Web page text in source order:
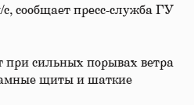
сообщает пресс-служба ГУ
при сильных порывах ветра
щиты и шаткие